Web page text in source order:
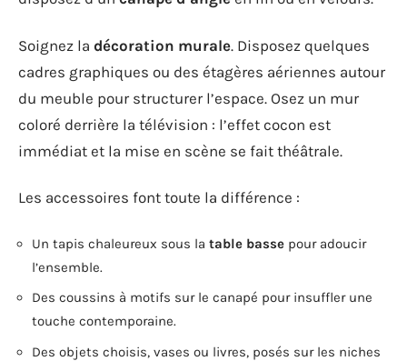
Soignez la décoration murale. Disposez quelques
cadres graphiques ou des étagères aériennes autour
du meuble pour structurer l’espace. Osez un mur
coloré derrière la télévision : l’effet cocon est
immédiat et la mise en scène se fait théâtrale.
Les accessoires font toute la différence :
Un tapis chaleureux sous la table basse pour adoucir
l’ensemble.
Des coussins à motifs sur le canapé pour insuffler une
touche contemporaine.
Des objets choisis, vases ou livres, posés sur les niches